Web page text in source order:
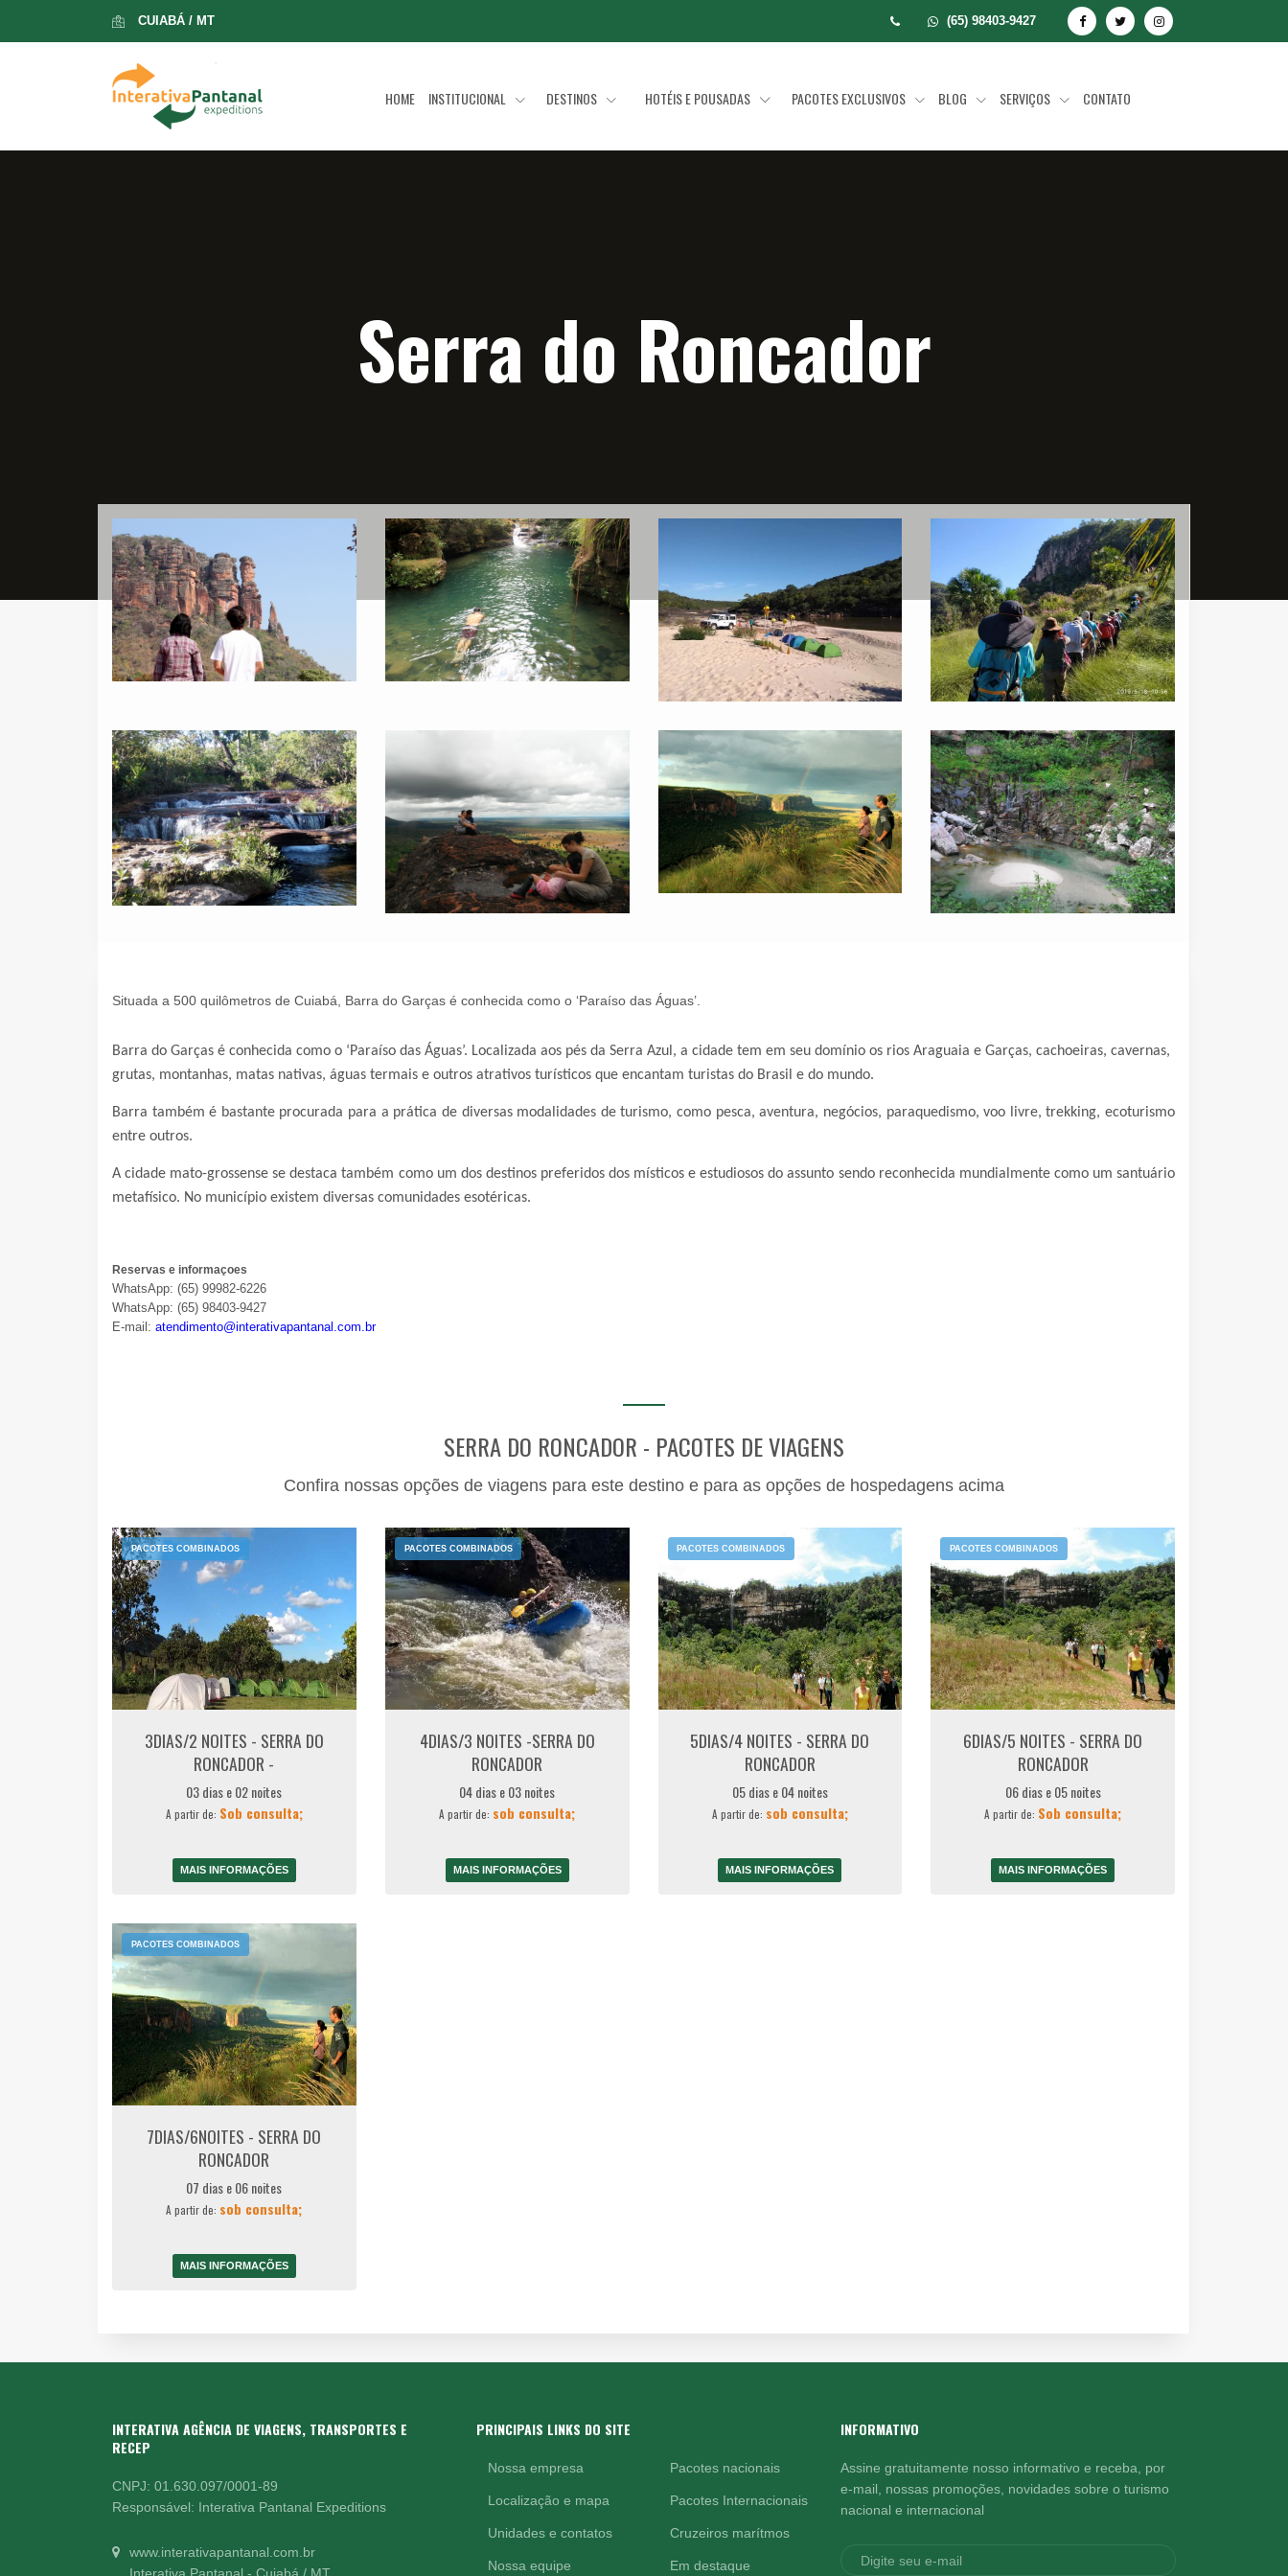
CUIABÁ / MT (65) 98403-9427
HOME INSTITUCIONAL DESTINOS HOTÉIS E POUSADAS PACOTES EXCLUSIVOS BLOG SERVIÇOS CONTATO
Serra do Roncador
Situada a 500 quilômetros de Cuiabá, Barra do Garças é conhecida como o ‘Paraíso das Águas’.
Barra do Garças é conhecida como o ‘Paraíso das Águas’. Localizada aos pés da Serra Azul, a cidade tem em seu domínio os rios Araguaia e Garças, cachoeiras, cavernas,
grutas, montanhas, matas nativas, águas termais e outros atrativos turísticos que encantam turistas do Brasil e do mundo.
Barra também é bastante procurada para a prática de diversas modalidades de turismo, como pesca, aventura, negócios, paraquedismo, voo livre, trekking, ecoturismo
entre outros.
A cidade mato-grossense se destaca também como um dos destinos preferidos dos místicos e estudiosos do assunto sendo reconhecida mundialmente como um santuário
metafísico. No município existem diversas comunidades esotéricas.
Reservas e informaçoes
WhatsApp: (65) 99982-6226
WhatsApp: (65) 98403-9427
E-mail: atendimento@interativapantanal.com.br
SERRA DO RONCADOR - PACOTES DE VIAGENS
Confira nossas opções de viagens para este destino e para as opções de hospedagens acima
PACOTES COMBINADOS
3DIAS/2 NOITES - SERRA DO
RONCADOR -
03 dias e 02 noites
A partir de: Sob consulta;
MAIS INFORMAÇÕES
PACOTES COMBINADOS
4DIAS/3 NOITES -SERRA DO
RONCADOR
04 dias e 03 noites
A partir de: sob consulta;
MAIS INFORMAÇÕES
PACOTES COMBINADOS
5DIAS/4 NOITES - SERRA DO
RONCADOR
05 dias e 04 noites
A partir de: sob consulta;
MAIS INFORMAÇÕES
PACOTES COMBINADOS
6DIAS/5 NOITES - SERRA DO
RONCADOR
06 dias e 05 noites
A partir de: Sob consulta;
MAIS INFORMAÇÕES
PACOTES COMBINADOS
7DIAS/6NOITES - SERRA DO
RONCADOR
07 dias e 06 noites
A partir de: sob consulta;
MAIS INFORMAÇÕES
INTERATIVA AGÊNCIA DE VIAGENS, TRANSPORTES E
RECEP
CNPJ: 01.630.097/0001-89
Responsável: Interativa Pantanal Expeditions
www.interativapantanal.com.br
Interativa Pantanal - Cuiabá / MT
PRINCIPAIS LINKS DO SITE
Nossa empresa
Localização e mapa
Unidades e contatos
Nossa equipe
Pacotes nacionais
Pacotes Internacionais
Cruzeiros marítmos
Em destaque
INFORMATIVO
Assine gratuitamente nosso informativo e receba, por
e-mail, nossas promoções, novidades sobre o turismo
nacional e internacional